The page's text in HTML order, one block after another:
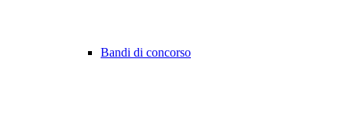
Bandi di concorso